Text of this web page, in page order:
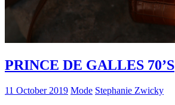
PRINCE DE GALLES 70’S
11 October 2019 Mode Stephanie Zwicky